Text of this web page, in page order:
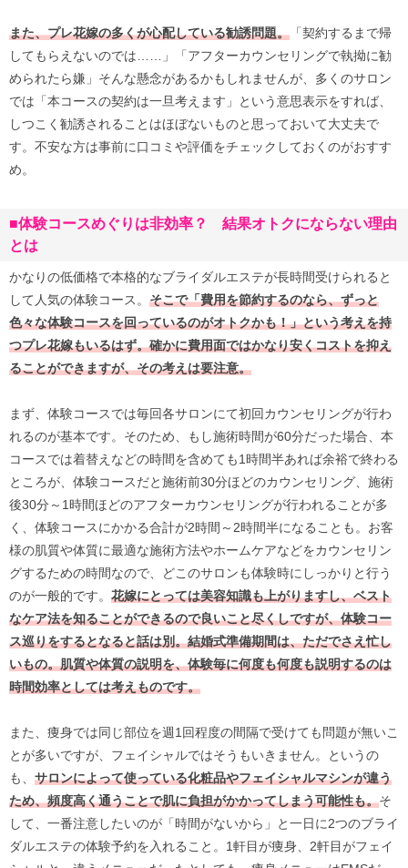
また、プレ花嫁の多くが心配している勧誘問題。 「契約するまで帰
してもらえないのでは……」「アフターカウンセリングで執拗に勧
められたら嫌」そんな懸念があるかもしれませんが、多くのサロン
では「本コースの契約は一旦考えます」という意思表示をすれば、
しつこく勧誘されることはほぼないものと思っておいて大丈夫で
す。不安な方は事前に口コミや評価をチェックしておくのがおすす
め。
■体験コースめぐりは非効率？ 結果オトクにならない理由
とは
かなりの低価格で本格的なブライダルエステが長時間受けられると
して人気の体験コース。 そこで「費用を節約するのなら、ずっと
色々な体験コースを回っているのがオトクかも！」という考えを持
つプレ花嫁もいるはず。確かに費用面ではかなり安くコストを抑え
ることができますが、その考えは要注意。
まず、体験コースでは毎回各サロンにて初回カウンセリングが行わ
れるのが基本です。そのため、もし施術時間が60分だった場合、本
コースでは着替えなどの時間を含めても1時間半あれば余裕で終わる
ところが、体験コースだと施術前30分ほどのカウンセリング、施術
後30分～1時間ほどのアフターカウンセリングが行われることが多
く、体験コースにかかる合計が2時間～2時間半になることも。お客
様の肌質や体質に最適な施術方法やホームケアなどをカウンセリン
グするための時間なので、どこのサロンも体験時にしっかりと行う
のが一般的です。 花嫁にとっては美容知識も上がりますし、ベスト
なケア法を知ることができるので良いこと尽くしですが、体験コー
ス巡りをするとなると話は別。結婚式準備期間は、ただでさえ忙し
いもの。肌質や体質の説明を、体験毎に何度も何度も説明するのは
時間効率としては考えものです。
また、痩身では同じ部位を週1回程度の間隔で受けても問題が無いこ
とが多いですが、フェイシャルではそうもいきません。というの
も、 サロンによって使っている化粧品やフェイシャルマシンが違う
ため、頻度高く通うことで肌に負担がかかってしまう可能性も。そ
して、一番注意したいのが「時間がないから」と一日に2つのブライ
ダルエステの体験予約を入れること。1軒目が痩身、2軒目がフェイ